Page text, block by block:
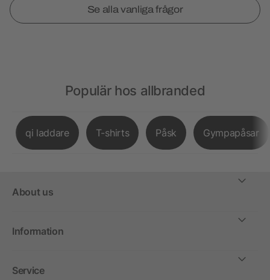
Se alla vanliga frågor
Populär hos allbranded
qi laddare T-shirts Påsk Gympapåsar
About us
Information
Service